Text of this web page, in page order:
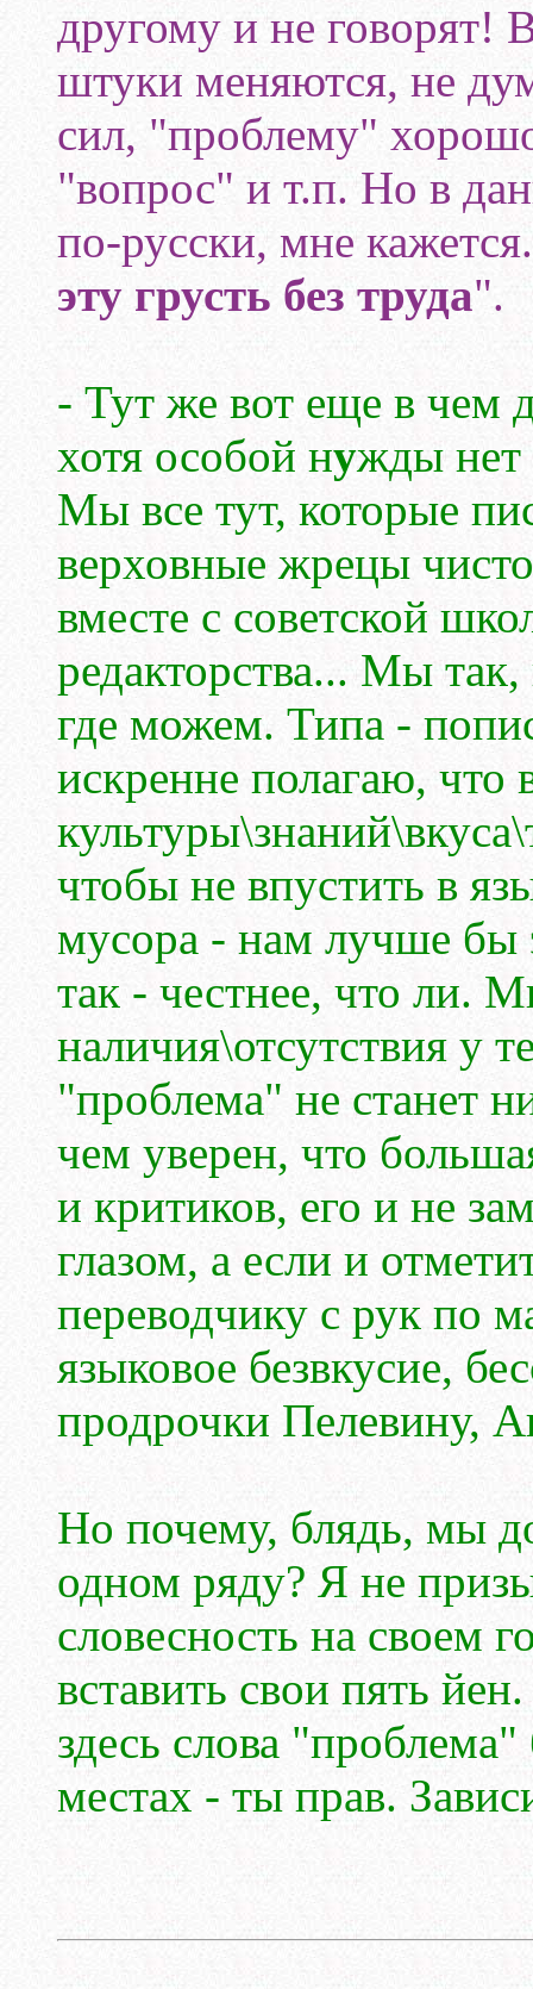
другому и не говорят!
штуки меняются, не
сил, "проблему"
"вопрос" и т.п. Но в
по-русски, мне
эту грусть без труда".
- Тут же вот еще в чем
хотя особой нужды нет
Мы все тут, которые
верховные жрецы
вместе с советской
редакторства... Мы
где можем. Типа -
искренне полагаю, что
чтобы не впустить в
мусора - нам лучше бы
так - честнее, что ли.
наличия\отсутствия у
"проблема" не станет
чем уверен, что
и критиков, его и не
глазом, а если и
переводчику с рук по
языковое безвкусие,
продрочки Пелевину,
Но почему, блядь, мы
одном ряду? Я не
словесность на своем
вставить свои пять
здесь слова
местах - ты прав.